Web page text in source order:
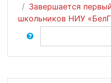
Завершается
школьников НИУ
Поиск по форумам